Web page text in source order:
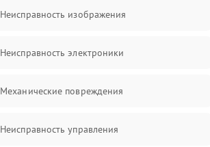
Неисправность изображения
Неисправность электроники
Механические повреждения
Неисправность управления